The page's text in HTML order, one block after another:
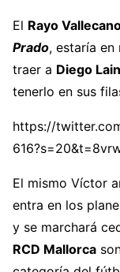
El Rayo
Prado, estaría en
traer a Diego
tenerlo en sus
https://
El mismo Víctor
entra en los
y se marchará
RCD Mallorca